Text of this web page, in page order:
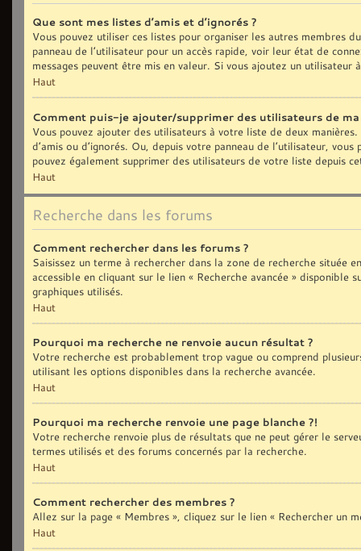
Que sont mes listes d’amis et d’ignorés ?
Vous pouvez utiliser ces listes pour organiser les autres membres
panneau de l’utilisateur pour un accès rapide, voir leur état de
messages peuvent être mis en valeur. Si vous ajoutez un
Haut
Comment puis-je ajouter/supprimer des utilisateurs de ma
Vous pouvez ajouter des utilisateurs à votre liste de deux
d’amis ou d’ignorés. Ou, depuis votre panneau de l’utilisateur,
pouvez également supprimer des utilisateurs de votre liste depuis
Haut
Recherche dans les forums
Comment rechercher dans les forums ?
Saisissez un terme à rechercher dans la zone de recherche située
accessible en cliquant sur le lien « Recherche avancée » disponible
graphiques utilisés.
Haut
Pourquoi ma recherche ne renvoie aucun résultat ?
Votre recherche est probablement trop vague ou comprend
utilisant les options disponibles dans la recherche avancée.
Haut
Pourquoi ma recherche renvoie une page blanche ?!
Votre recherche renvoie plus de résultats que ne peut gérer le
termes utilisés et des forums concernés par la recherche.
Haut
Comment rechercher des membres ?
Allez sur la page « Membres », cliquez sur le lien « Rechercher un
Haut